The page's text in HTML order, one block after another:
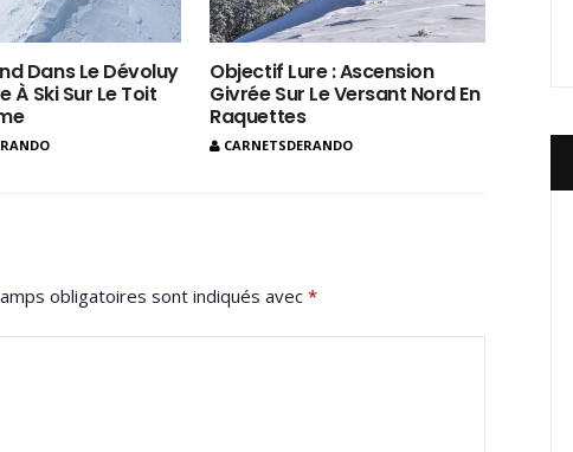
Dans Le Dévoluy
À Ski Sur Le Toit
Objectif Lure : Ascension
Givrée Sur Le Versant Nord En
Raquettes
CARNETSDERANDO
obligatoires sont indiqués avec *